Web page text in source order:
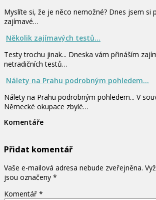
Myslíte si, že je něco nemožné? Dnes jsem si
zajímavé…
Několik zajímavých testů...
Testy trochu jinak... Dneska vám přináším
netradičních testů…
Nálety na Prahu podrobným pohledem...
Nálety na Prahu podrobným pohledem... V
Německé okupace zbylé…
Komentáře
Přidat komentář
Vaše e-mailová adresa nebude zveřejněna.
jsou označeny *
Komentář *